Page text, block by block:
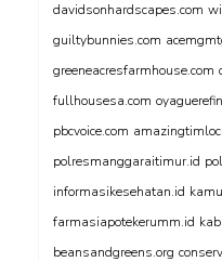
davidsonhardscapes.com
guiltybunnies.com
greeneacresfarmhouse.com
fullhousesa.com
pbcvoice.com
polresmanggaraitimur.id
informasikesehatan.id
farmasiapotekerumm.id
beansandgreens.org